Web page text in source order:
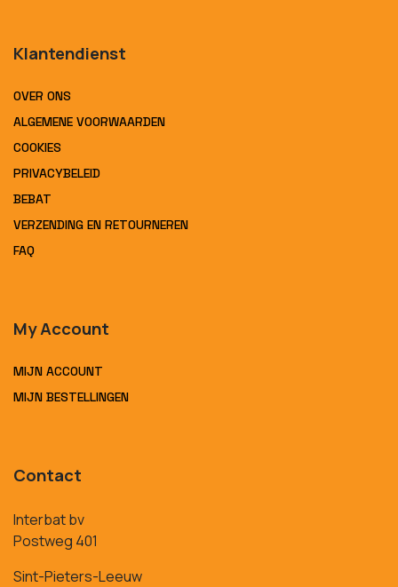
Klantendienst
OVER ONS
ALGEMENE VOORWAARDEN
COOKIES
PRIVACYBELEID
BEBAT
VERZENDING EN RETOURNEREN
FAQ
My Account
MIJN ACCOUNT
MIJN BESTELLINGEN
Contact
Interbat bv
Postweg 401
Sint-Pieters-Leeuw